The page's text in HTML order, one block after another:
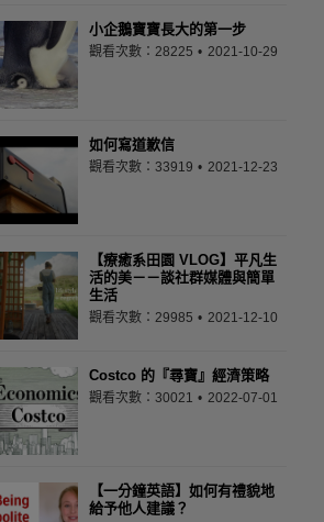
小企鵝寶寶長大的第一步
觀看次數：28225 2021-10-29
如何寫道歉信
觀看次數：33919 2021-12-23
【療癒系田園 VLOG】平凡生
活的美－－談社群媒體與簡單
生活
觀看次數：29985 2021-12-10
Costco 的『尋寶』經濟策略
觀看次數：30021 2022-07-01
【一分鐘英語】如何有禮貌地
給予他人建議？